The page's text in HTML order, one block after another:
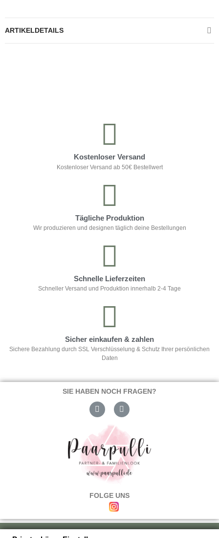
ARTIKELDETAILS
Kostenloser Versand
Kostenloser Versand ab 50€ Bestellwert
Tägliche Produktion
Wir produzieren und designen täglich deine Bestellungen
Schnelle Lieferzeiten
Schneller Versand und Produktion innerhalb 2-4 Tage
Sicher einkaufen & zahlen
Sichere Bezahlung durch SSL Verschlüsselung & Schutz Ihrer persönlichen
Daten
SIE HABEN NOCH FRAGEN?
FOLGE UNS